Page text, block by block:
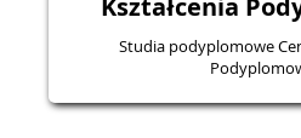
Kształcenia
Studia podyplomowe